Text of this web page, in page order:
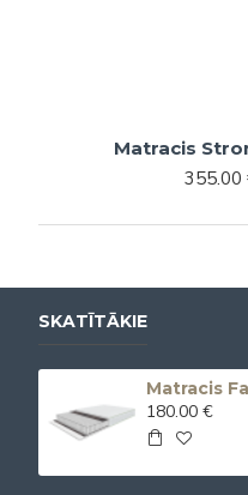
Matracis
355.00
SKATĪTĀKIE
180.00 €